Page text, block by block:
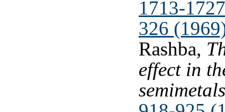
1713-
326
Rashba,
effect in
semimetals